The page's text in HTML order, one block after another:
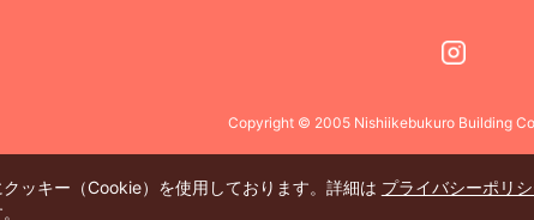
Copyright © 2005 Nishiikebukuro Building
ッキー（Cookie）を使用しております。詳細は プライバシーポリ